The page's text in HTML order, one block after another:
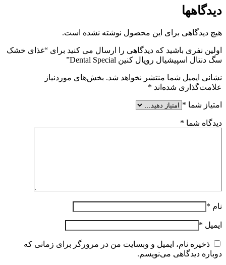
دیدگاهها
هیچ دیدگاهی برای این محصول نوشته نشده است.
اولین نفری باشید که دیدگاهی را ارسال می کنید برای “غذای خشک
سگ دنتال اسپیشیال رویال کنین Dental Special”
نشانی ایمیل شما منتشر نخواهد شد. بخش‌های موردنیاز
علامت‌گذاری شده‌اند *
امتیاز شما *
دیدگاه شما *
نام *
ایمیل *
ذخیره نام، ایمیل و وبسایت من در مرورگر برای زمانی که
دوباره دیدگاهی می‌نویسم.